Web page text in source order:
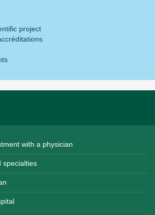
project
with a physician
specialties